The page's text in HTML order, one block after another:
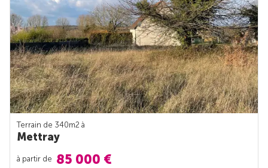
Terrain de 340m2 à
Mettray
à partir de 85 000 €